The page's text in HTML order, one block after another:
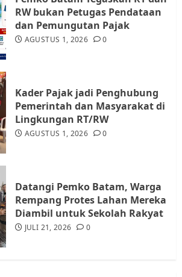
RW bukan Petugas Pendataan
dan Pemungutan Pajak
AGUSTUS 1, 2026 0
Kader Pajak jadi Penghubung
Pemerintah dan Masyarakat di
Lingkungan RT/RW
AGUSTUS 1, 2026 0
Datangi Pemko Batam, Warga
Rempang Protes Lahan Mereka
Diambil untuk Sekolah Rakyat
JULI 21, 2026 0